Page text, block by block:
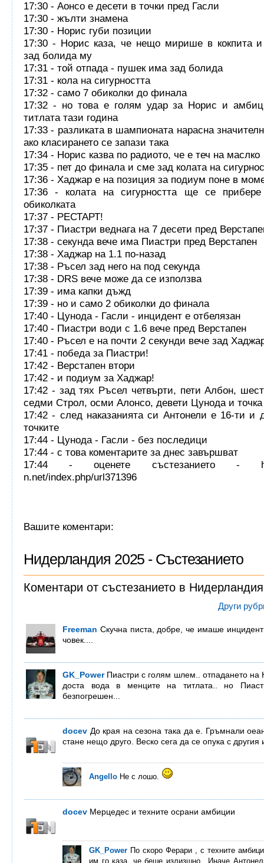
17:30 - Аонсо е десети в точки пред Гасли
17:30 - жълти знамена
17:30 - Норис губи позиции
17:30 - Норис каза, че нещо мирише в кокпита
зад болида му
17:31 - той отпада - пушек има зад болида
17:31 - кола на сигурността
17:32 - само 7 обиколки до финала
17:32 - но това е голям удар за Норис и
титлата тази година
17:33 - разликата в шампионата нарасна
ако класирането се запази така
17:34 - Норис казва по радиото, че е теч на маслко
17:35 - пет до финала и сме зад колата на
17:36 - Хаджар е на позиция за подиум поне в
17:36 - колата на сигурността ще се
обиколката
17:37 - РЕСТАРТ!
17:37 - Пиастри веднага на 7 десети пред
17:38 - секунда вече има Пиастри пред Верстапен
17:38 - Хаджар на 1.1 по-назад
17:38 - Ръсел зад него на под секунда
17:38 - DRS вече може да се използва
17:39 - има капки дъжд
17:39 - но и само 2 обиколки до финала
17:40 - Цунода - Гасли - инцидент е отбелязан
17:40 - Пиастри води с 1.6 вече пред Верстапен
17:40 - Ръсел е на почти 2 секунди вече зад
17:41 - победа за Пиастри!
17:42 - Верстапен втори
17:42 - и подиум за Хаджар!
17:42 - зад тях Ръсел четвърти, пети Албон,
седми Строл, осми Алонсо, девети Цунода и точка
17:42 - след наказанията си Антонели е 16-ти и
точките
17:44 - Цунода - Гасли - без последици
17:44 - с това коментарите за днес завършват
17:44 - оценете състезанието -
n.net/index.php/url371396
Вашите коментари:
Нидерландия 2025 - Състезанието
Коментари от състезанието в Нидерландия
Други
Freeman Скучна писта, добре, че имаше
човек....
GK_Power Пиастри с голям шлем.. отпадането на
доста вода в менците на титлата.. но
безпогрешен...
docev До края на сезона така да е. Гръмнали
стане нещо друго. Веско сега да се опука с другия
Angello Не с лошо.
docev Мерцедес и техните осрани амбиции
GK_Power По скоро Ферари , с техните
им го каза ,че беше излизшно.. Иначе